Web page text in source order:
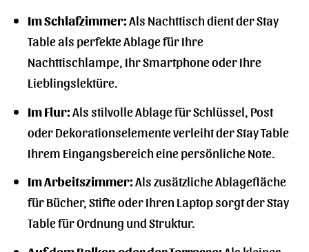
Im Schlafzimmer:Als Nachttisch dient der Stay
Table als perfekte Ablage für Ihre
Nachttischlampe, Ihr Smartphone oder Ihre
Lieblingslektüre.
Im Flur:Als stilvolle Ablage für Schlüssel, Post
oder Dekorationselemente verleiht der Stay Table
Ihrem Eingangsbereich eine persönliche Note.
Im Arbeitszimmer:Als zusätzliche Ablagefläche
für Bücher, Stifte oder Ihren Laptop sorgt der Stay
Table für Ordnung und Struktur.